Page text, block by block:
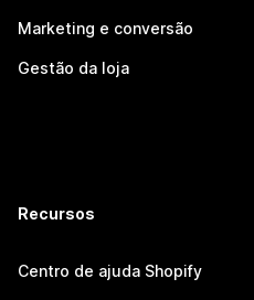
Marketing e conversão
Gestão da loja
Recursos
Centro de ajuda Shopify